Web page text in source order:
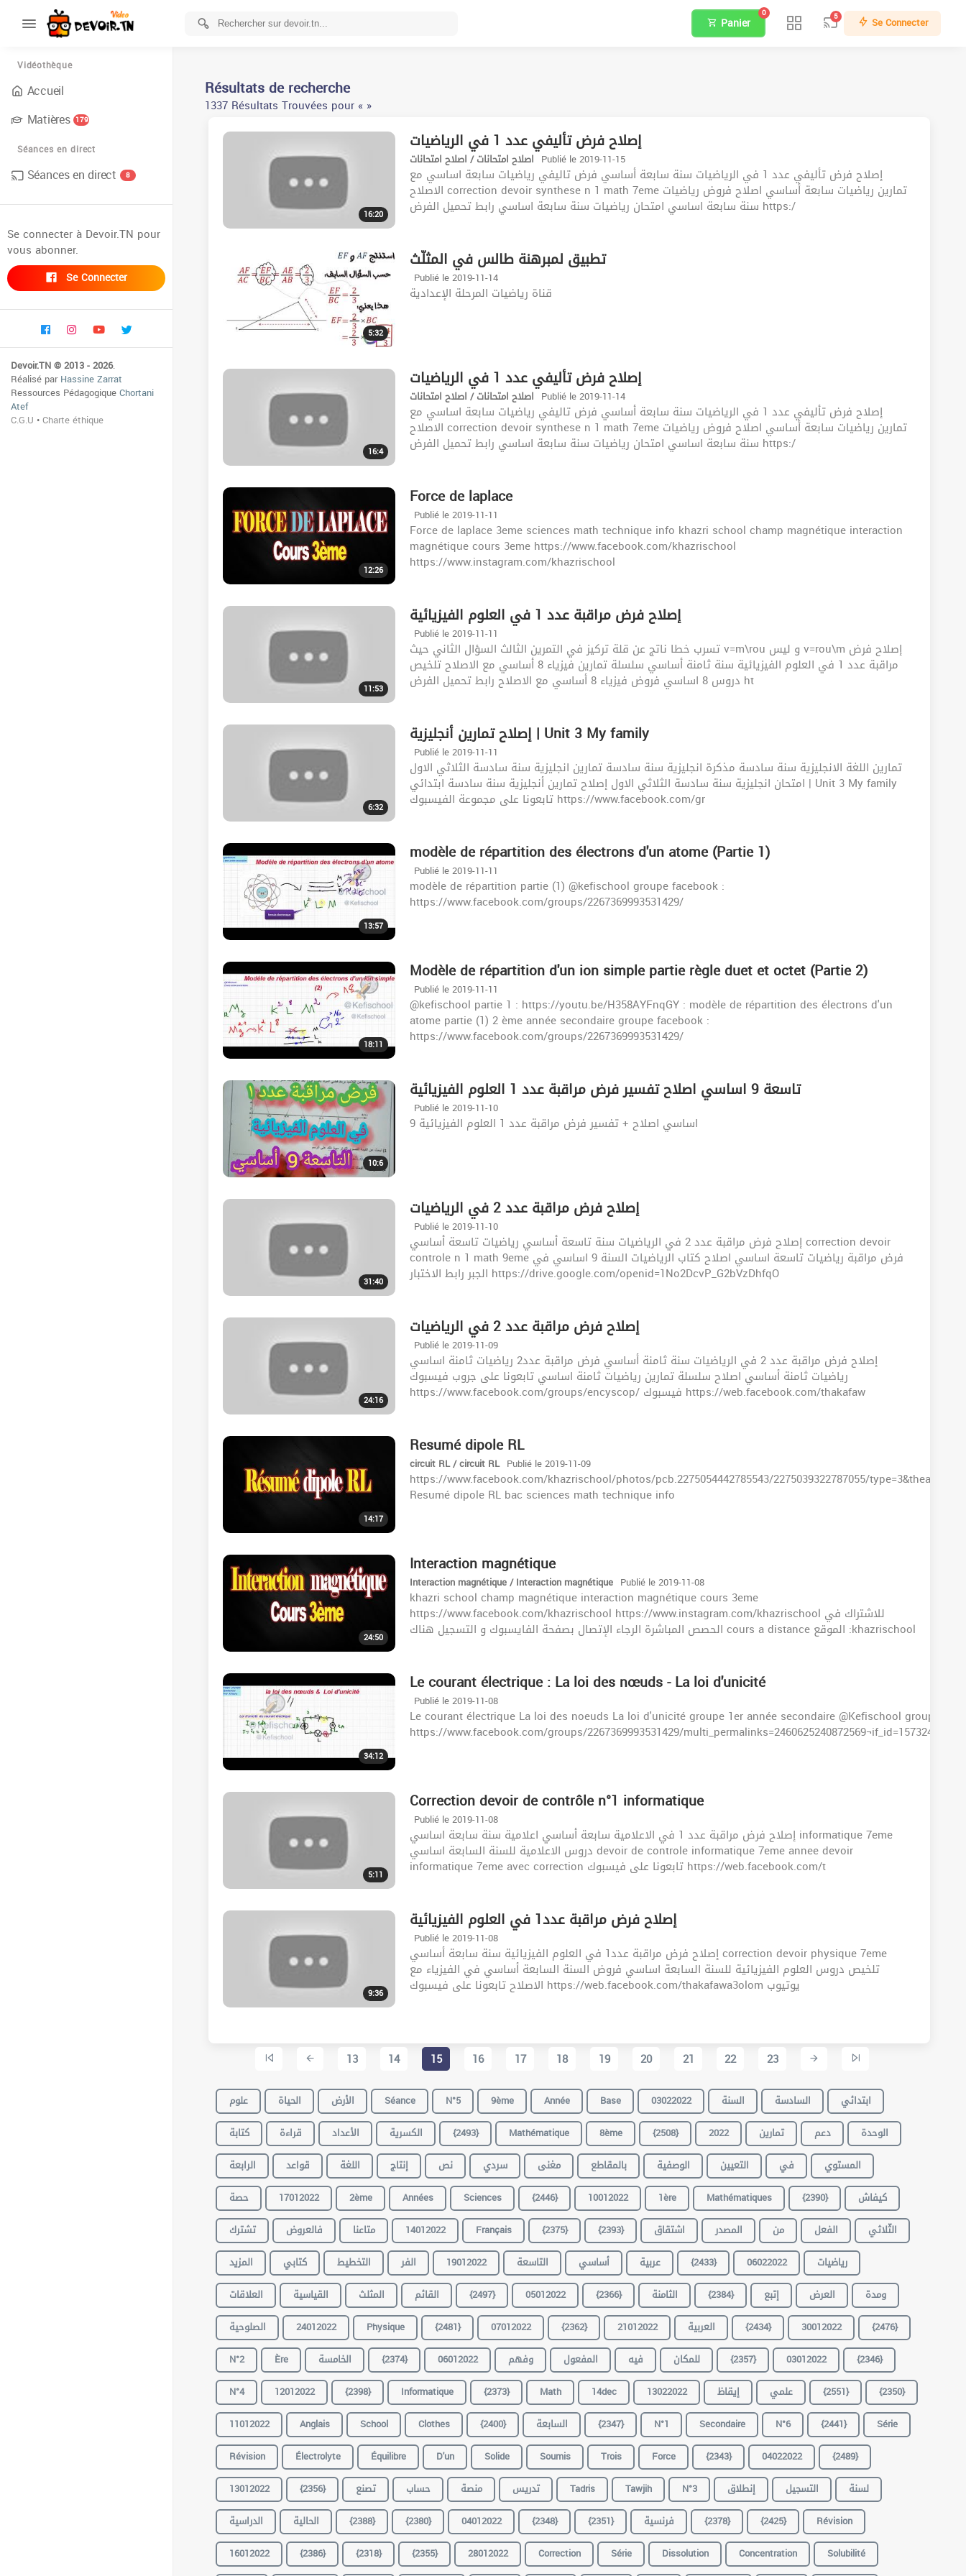
Vidéothèque
Accueil
Matières 179
Séances en direct
Séances en direct 8
Se connecter à Devoir.TN pour
vous abonner.
Se Connecter
Devoir.TN © 2013 - 2026.
Réalisé parHassine Zarrat
Ressources PédagogiqueChortani
Atef
C.G.U •Charte éthique
Panier
0 5 Se Connecter
Résultats de recherche
1337 Résultats Trouvées pour « »
16:20
إصلاح فرض تأليفي عدد 1 في الرياضيات
Publié le 2019-11-15
إصلاح فرض تأليفي عدد 1 في الرياضيات سنة سابعة أساسي فرض تاليفي رياضيات سابعة اساسي مع
الاصلاح correction devoir synthese n 1 math 7eme تمارين رياضيات سابعة أساسي اصلاح فروض رياضيات
سنة سابعة اساسي امتحان رياضيات سنة سابعة اساسي رابط تحميل الفرض https:/
5:32
تطبيق لمبرهنة طالس في المثلّث
Publié le 2019-11-14
قناة رياضيات المرحلة الإعدادية
16:4
إصلاح فرض تأليفي عدد 1 في الرياضيات
Publié le 2019-11-14
إصلاح فرض تأليفي عدد 1 في الرياضيات سنة سابعة أساسي فرض تاليفي رياضيات سابعة اساسي مع
الاصلاح correction devoir synthese n 1 math 7eme تمارين رياضيات سابعة أساسي اصلاح فروض رياضيات
سنة سابعة اساسي امتحان رياضيات سنة سابعة اساسي رابط تحميل الفرض https:/
12:26
Force de laplace
Publié le 2019-11-11
Force de laplace 3eme sciences math technique info khazri school champ magnétique interaction
magnétique cours 3eme https://www.facebook.com/khazrischool
https://www.instagram.com/khazrischool
11:53
إصلاح فرض مراقبة عدد 1 في العلوم الفيزيائية
Publié le 2019-11-11
تسرب خطا ناتج عن قلة تركيز في التمرين الثالث السؤال الثاني حيث v=m\rou و ليس v=rou\m إصلاح فرض
مراقبة عدد 1 في العلوم الفيزيائية سنة ثامنة أساسي سلسلة تمارين فيزياء 8 أساسي مع الاصلاح تلخيص
دروس 8 اساسي فروض فيزياء 8 أساسي مع الاصلاح رابط تحميل الفرض ht
6:32
إصلاح تمارين أنجليزية | Unit 3 My family
Publié le 2019-11-11
تمارين اللغة الانجليزية سنة سادسة مذكرة انجليزية سنة سادسة تمارين انجليزية سنة سادسة الثلاثي الاول
امتحان انجليزية سنة سادسة الثلاثي الاول إصلاح تمارين أنجليزية سنة سادسة ابتدائي | Unit 3 My family
تابعونا على مجموعة الفيسبوك https://www.facebook.com/gr
13:57
modèle de répartition des électrons d'un atome (Partie 1)
Publié le 2019-11-11
modèle de répartition partie (1) @kefischool groupe facebook :
https://www.facebook.com/groups/2267369993531429/
18:11
Modèle de répartition d'un ion simple partie règle duet et octet (Partie 2)
Publié le 2019-11-11
@kefischool partie 1 : https://youtu.be/H358AYFnqGY : modèle de répartition des électrons d'un
atome partie (1) 2 ème année secondaire groupe facebook :
https://www.facebook.com/groups/2267369993531429/
10:6
تاسعة 9 اساسي اصلاح تفسير فرض مراقبة عدد 1 العلوم الفيزيائية
Publié le 2019-11-10
9 اساسي اصلاح + تفسير فرض مراقبة عدد 1 العلوم الفيزيائية
31:40
إصلاح فرض مراقبة عدد 2 في الرياضيات
Publié le 2019-11-10
إصلاح فرض مراقبة عدد 2 في الرياضيات سنة تاسعة أساسي رياضيات تاسعة أساسي correction devoir
controle n 1 math 9eme فرض مراقبة رياضيات تاسعة اساسي اصلاح كتاب الرياضيات السنة 9 اساسي في
الجبر رابط الاختبار https://drive.google.com/openid=1No2DcvP_G2bVzDhfqO
24:16
إصلاح فرض مراقبة عدد 2 في الرياضيات
Publié le 2019-11-09
إصلاح فرض مراقبة عدد 2 في الرياضيات سنة ثامنة أساسي فرض مراقبة عدد2 رياضيات ثامنة اساسي
رياضيات ثامنة أساسي اصلاح سلسلة تمارين رياضيات ثامنة اساسي تابعونا على جروب فيسبوك
https://www.facebook.com/groups/encyscop/ فيسبوك https://web.facebook.com/thakafaw
14:17
Resumé dipole RL
circuit RL / circuit RL Publié le 2019-11-09
https://www.facebook.com/khazrischool/photos/pcb.2275054442785543/2275039322787055/type=3&theater
Resumé dipole RL bac sciences math technique info
24:50
Interaction magnétique
Interaction magnétique / Interaction magnétique Publié le 2019-11-08
khazri school champ magnétique interaction magnétique cours 3eme
https://www.facebook.com/khazrischool https://www.instagram.com/khazrischool للاشتراك في
الحصص المباشرة الرجاء الإتصال بصفحة الفايسبوك و التسجيل هناك cours a distance الموقع :khazrischool
34:12
Le courant électrique : La loi des nœuds - La loi d'unicité
Publié le 2019-11-08
Le courant électrique La loi des noeuds La loi d'unicité groupe 1er année secondaire @Kefischool groupe
https://www.facebook.com/groups/2267369993531429/
5:11
Correction devoir de contrôle n°1 informatique
Publié le 2019-11-08
إصلاح فرض مراقبة عدد 1 في الاعلامية سابعة أساسي اعلامية سنة سابعة اساسي informatique 7eme
دروس الاعلامية للسنة السابعة اساسي devoir de controle informatique 7eme annee devoir
informatique 7eme avec correction تابعونا على فيسبوك https://web.facebook.com/t
9:36
إصلاح فرض مراقبة عدد1 في العلوم الفيزيائية
Publié le 2019-11-08
إصلاح فرض مراقبة عدد1 في العلوم الفيزيائية سنة سابعة أساسي correction devoir physique 7eme
تلخيص دروس العلوم الفيزيائية للسنة السابعة اساسي فروض السنة السابعة أساسي في الفيزياء مع
الاصلاح تابعونا على فيسبوك https://web.facebook.com/thakafawa3olom يوتيوب
13 14 15 16 17 18 19 20 21 22 23
علوم الحياة الأرض Séance N°5 9ème Année Base 03022022 السنة السادسة
ابتدائي
كتابة
قراءة الأعداد الكسرية {2493} Mathématique 8ème {2508} 2022 تمارين دعم
الوحدة
الرابعة
قواعد اللغة إنتاج نص سردي مغنى بالمقاطع الوصفية التعيين في
المستوي
حصة
17012022 2ème Années Sciences {2446} 10012022 1ère Mathématiques {2390}
كيفاش
تشترك
فالعروض متاعنا 14012022 Français {2375} {2393} اشتقاق المصدر من الفعل
الثّلاثي
المزيد
كتابي التخطيط الفر 19012022 التاسعة أساسي عربية {2433} 06022022
رياضيات
العلاقات
القياسية المثلث القائم {2497} 05012022 {2366} الثامنة {2384} إتبع العرض
ومدة
الصلوحية
24012022 Physique {2481} 07012022 {2362} 21012022 العربية {2434} 30012022
{2476}
N°2
Ère الخامسة {2374} 06012022 وفهم المفعول فيه للمكان {2357} 03012022
{2346}
N°4
12012022 {2398} Informatique {2373} Math 14dec 13022022 إيقاظ علمي {2551}
{2350}
11012022
Anglais School Clothes {2400} السابعة {2347} N°1 Secondaire N°6 {2441}
Série
Révision
Électrolyte Équilibre D'un Solide Soumis Trois Force {2343} 04022022
{2489}
13012022
{2356} تصنع حساب منصة تدريس Tadris Tawjih N°3 إنطلاق التسجيل
لسنة
الدراسية
الحالية {2388} {2380} 04012022 {2348} {2351} فرنسية {2378} {2425}
Révision
16012022
{2386} {2318} {2355} 28012022 Correction Série Dissolution Concentration Solubilité